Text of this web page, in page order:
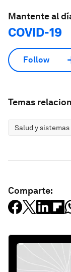
Mantente al
COVID-19
Follow
Temas
Salud y sistemas
Comparte: